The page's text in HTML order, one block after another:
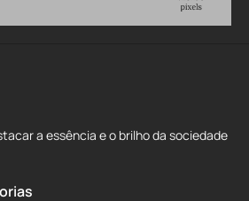
a essência e o brilho da sociedade